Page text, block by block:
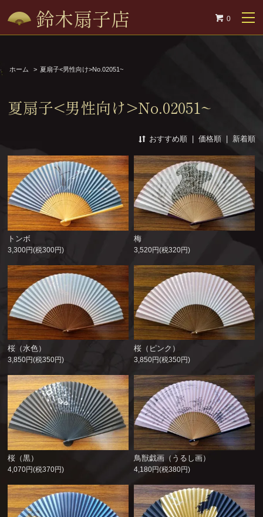
鈴木扇子店 0
ホーム > 夏扇子<男性向け>No.02051~
夏扇子<男性向け>No.02051~
おすすめ順| 価格順| 新着順
トンボ
3,300円(税300円)
梅
3,520円(税320円)
桜（水色）
3,850円(税350円)
桜（ピンク）
3,850円(税350円)
桜（黒）
4,070円(税370円)
鳥獣戯画（うるし画）
4,180円(税380円)